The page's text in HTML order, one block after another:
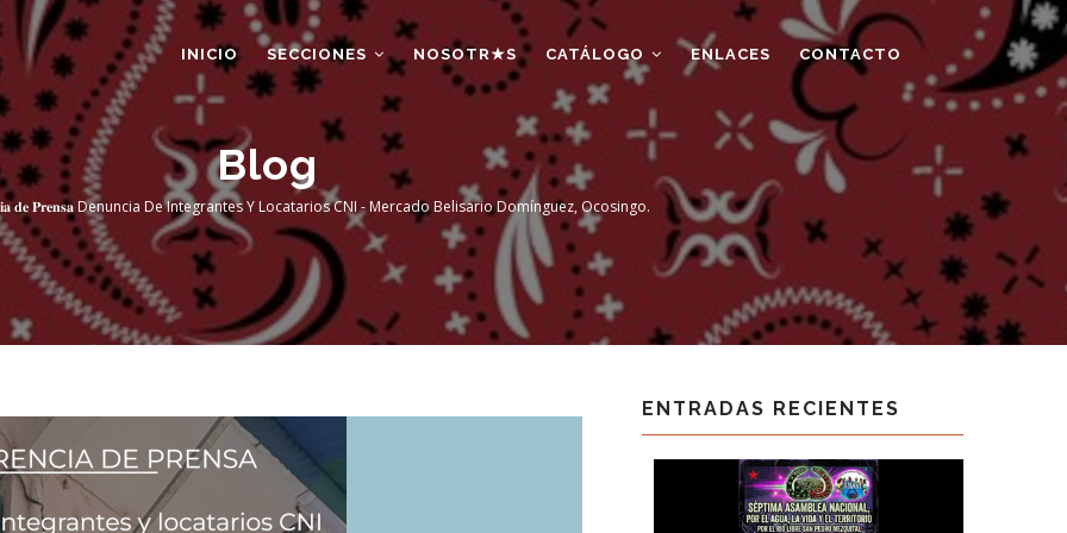
INICIO SECCIONES NOSOTR★S CATÁLOGO ENLACES CONTACTO
Blog
𝐝𝐞 𝐏𝐫𝐞𝐧𝐬𝐚 Denuncia De Integrantes Y Locatarios CNI - Mercado Belisario Domínguez, Ocosingo.
ENTRADAS RECIENTES